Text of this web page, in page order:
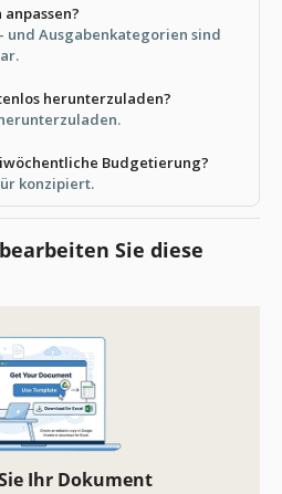
und Ausgabenkategorien sind
herunterzuladen?
Budgetierung?
konzipiert.
Sie diese
Ihr Dokument